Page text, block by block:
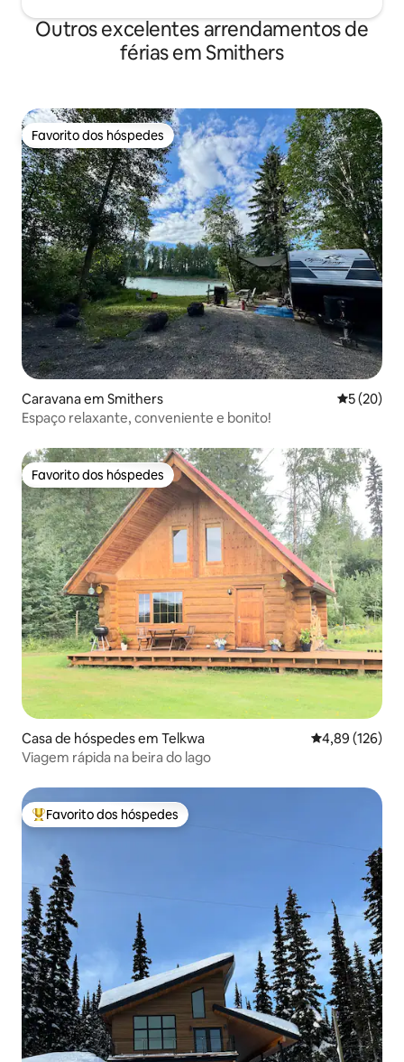
Outros excelentes arrendamentos de
férias em Smithers
Favorito dos hóspedes
Favorito dos hóspedes
Caravana em Smithers
5 (20)
Espaço relaxante, conveniente e bonito!
Favorito dos hóspedes
Favorito dos hóspedes
Casa de hóspedes em Telkwa Classificação
4,89 (126)
Viagem rápida na beira do lago
Favoritos dos hóspedes mais apreciados
Favorito dos hóspedes